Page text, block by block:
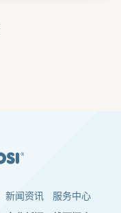
新闻资讯 服务中心